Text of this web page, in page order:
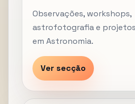
Observações, workshops,
astrofotografia e
em Astronomia.
Ver secção